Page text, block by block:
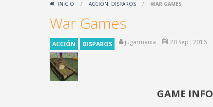
INICIO / ACCIÓN, DISPAROS / WAR GAMES
War Games
ACCIÓN DISPAROS jugarmania 20 Sep , 2016
GAME INFO